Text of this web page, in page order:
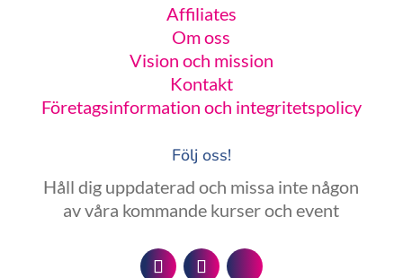
Affiliates
Om oss
Vision och mission
Kontakt
Företagsinformation och integritetspolicy
Följ oss!
Håll dig uppdaterad och missa inte någon
av våra kommande kurser och event